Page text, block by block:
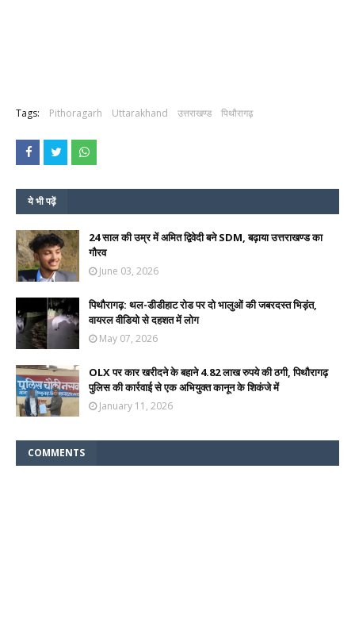
Tags: Pithoragarh Uttarakhand उत्तराखण्ड पिथौरागढ़
ये भी पढ़ें
24 साल की उम्र में अमित द्विवेदी बने SDM, बढ़ाया उत्तराखण्ड का
गौरव
June 03, 2026
पिथौरागढ़: थल-डीडीहाट रोड पर दो भालुओं की जबरदस्त भिड़ंत,
वायरल वीडियो से दहशत में लोग
May 07, 2026
OLX पर कार खरीदने के बहाने 4.82 लाख रुपये की ठगी, पिथौरागढ़
पुलिस की कार्रवाई से एक अभियुक्त कानून के शिकंजे में
January 11, 2026
COMMENTS